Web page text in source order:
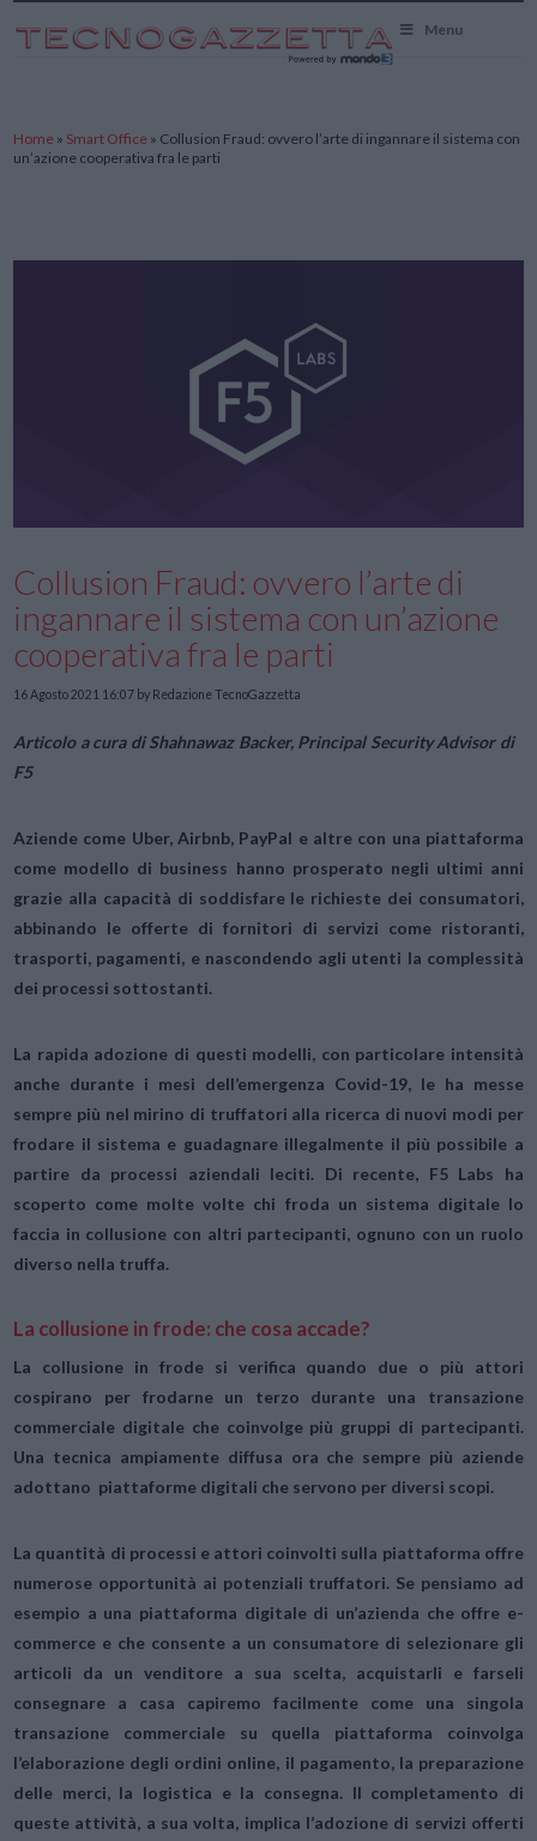
Menu
Home » Smart Office » Collusion Fraud: ovvero l’arte di ingannare il sistema con
un’azione cooperativa fra le parti
Collusion Fraud: ovvero l’arte di
ingannare il sistema con un’azione
cooperativa fra le parti
16 Agosto 2021 16:07 by Redazione TecnoGazzetta
Articolo a cura di Shahnawaz Backer, Principal Security Advisor di
F5
Aziende come Uber, Airbnb, PayPal e altre con una piattaforma
come modello di business hanno prosperato negli ultimi anni
grazie alla capacità di soddisfare le richieste dei consumatori,
abbinando le offerte di fornitori di servizi come ristoranti,
trasporti, pagamenti, e nascondendo agli utenti la complessità
dei processi sottostanti.
La rapida adozione di questi modelli, con particolare intensità
anche durante i mesi dell’emergenza Covid-19, le ha messe
sempre più nel mirino di truffatori alla ricerca di nuovi modi per
frodare il sistema e guadagnare illegalmente il più possibile a
partire da processi aziendali leciti. Di recente, F5 Labs ha
scoperto come molte volte chi froda un sistema digitale lo
faccia in collusione con altri partecipanti, ognuno con un ruolo
diverso nella truffa.
La collusione in frode: che cosa accade?
La collusione in frode si verifica quando due o più attori
cospirano per frodarne un terzo durante una transazione
commerciale digitale che coinvolge più gruppi di partecipanti.
Una tecnica ampiamente diffusa ora che sempre più aziende
adottano piattaforme digitali che servono per diversi scopi.
La quantità di processi e attori coinvolti sulla piattaforma offre
numerose opportunità ai potenziali truffatori. Se pensiamo ad
esempio a una piattaforma digitale di un’azienda che offre e-
commerce e che consente a un consumatore di selezionare gli
articoli da un venditore a sua scelta, acquistarli e farseli
consegnare a casa capiremo facilmente come una singola
transazione commerciale su quella piattaforma coinvolga
l’elaborazione degli ordini online, il pagamento, la preparazione
delle merci, la logistica e la consegna. Il completamento di
queste attività, a sua volta, implica l’adozione di servizi offerti